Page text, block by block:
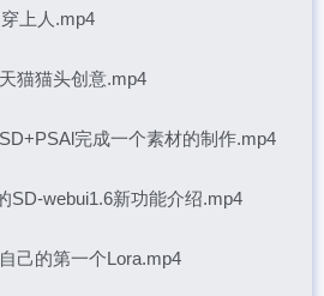
上人.mp4
猫猫头创意.mp4
完成一个素材的制作.mp4
SD-webui1.6新功能介绍.mp4
己的第一个Lora.mp4